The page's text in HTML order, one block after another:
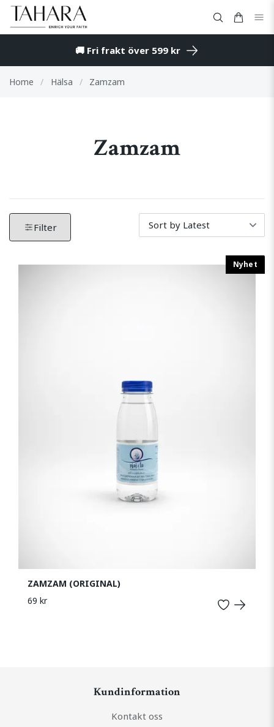
🚚 Fri frakt över 599 kr
Home / Hälsa / Zamzam
Zamzam
Filter
Filter by produkter. Klicka för att öppna
Tar bort alla aktiva filter och visar alla produkter.
ZAMZAM (ORIGINAL)
69 kr
Nyhet
Kundinformation
Kontakt oss